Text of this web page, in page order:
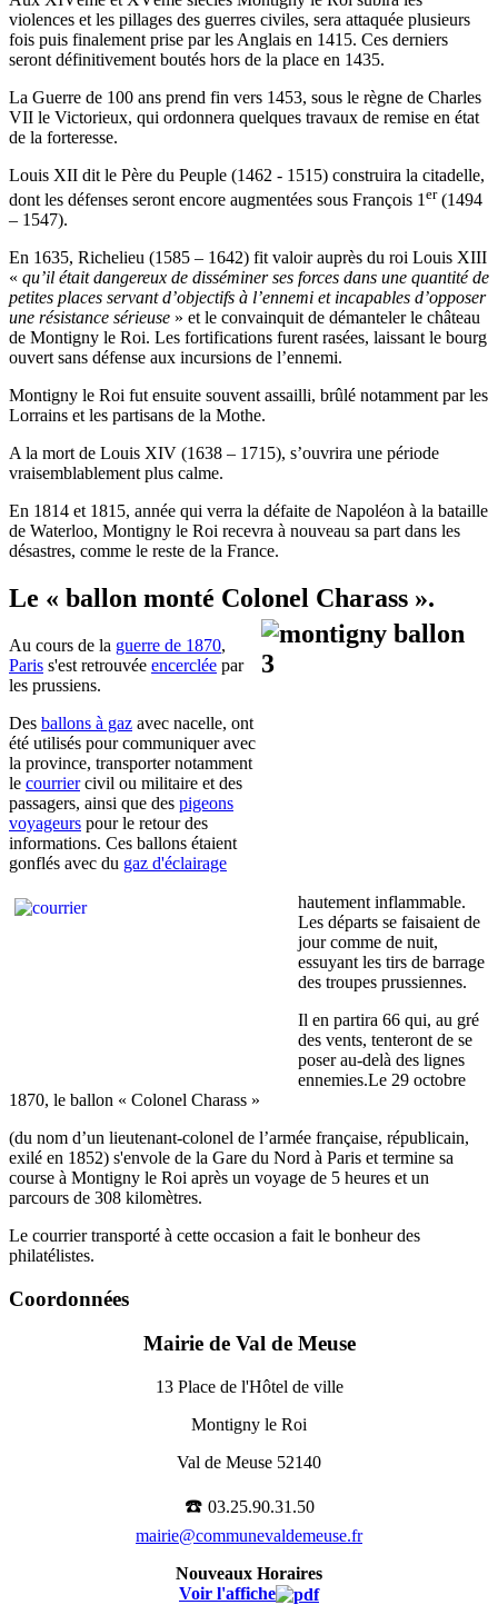
violences et les pillages des guerres civiles, sera attaquée plusieurs
fois puis finalement prise par les Anglais en 1415. Ces derniers
seront définitivement boutés hors de la place en 1435.
La Guerre de 100 ans prend fin vers 1453, sous le règne de Charles
VII le Victorieux, qui ordonnera quelques travaux de remise en état
de la forteresse.
Louis XII dit le Père du Peuple (1462 - 1515) construira la citadelle,
dont les défenses seront encore augmentées sous François 1 er(1494
– 1547).
En 1635, Richelieu (1585 – 1642) fit valoir auprès du roi Louis XIII
« qu’il était dangereux de disséminer ses forces dans une quantité de
petites places servant d’objectifs à l’ennemi et incapables d’opposer
une résistance sérieuse » et le convainquit de démanteler le château
de Montigny le Roi. Les fortifications furent rasées, laissant le bourg
ouvert sans défense aux incursions de l’ennemi.
Montigny le Roi fut ensuite souvent assailli, brûlé notamment par les
Lorrains et les partisans de la Mothe.
A la mort de Louis XIV (1638 – 1715), s’ouvrira une période
vraisemblablement plus calme.
En 1814 et 1815, année qui verra la défaite de Napoléon à la bataille
de Waterloo, Montigny le Roi recevra à nouveau sa part dans les
désastres, comme le reste de la France.
Le « ballon monté Colonel Charass ».
Au cours de la guerre de 1870,
Paris s'est retrouvée encerclée par
les prussiens.
Des ballons à gaz avec nacelle, ont
été utilisés pour communiquer avec
la province, transporter notamment
le courriercivil ou militaire et des
passagers, ainsi que des pigeons
voyageurs pour le retour des
informations. Ces ballons étaient
gonflés avec du gaz d'éclairage
hautement inflammable.
Les départs se faisaient de
jour comme de nuit,
essuyant les tirs de barrage
des troupes prussiennes.
Il en partira 66 qui, au gré
des vents, tenteront de se
poser au-delà des lignes
ennemies.Le 29 octobre
1870, le ballon « Colonel Charass »
(du nom d’un lieutenant-colonel de l’armée française, républicain,
exilé en 1852) s'envole de la Gare du Nord à Paris et termine sa
course à Montigny le Roi après un voyage de 5 heures et un
parcours de 308 kilomètres.
Le courrier transporté à cette occasion a fait le bonheur des
philatélistes.
Coordonnées
Mairie de Val de Meuse
13 Place de l'Hôtel de ville
Montigny le Roi
Val de Meuse 52140
☎️ 03.25.90.31.50
mairie@communevaldemeuse.fr
Nouveaux Horaires
Voir l'affiche